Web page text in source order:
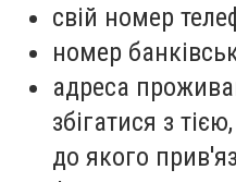
свій номер
номер
адреса
збігатися з
до якого